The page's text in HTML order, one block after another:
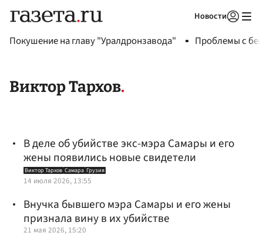
Новости
Покушение на главу "Уралдронзавода" Проблемы с
Виктор Тархов
В деле об убийстве экс-мэра Самары и его
жены появились новые свидетели
Виктор Тархов Самара Грузия
14 июля 2026, 13:55
Внучка бывшего мэра Самары и его жены
признала вину в их убийстве
21 мая 2026, 15:20